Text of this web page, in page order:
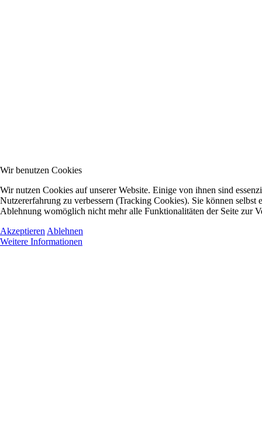
Wir benutzen Cookies
Wir nutzen Cookies auf unserer Website. Einige von ihnen sind
Nutzererfahrung zu verbessern (Tracking Cookies). Sie können selbst
Ablehnung womöglich nicht mehr alle Funktionalitäten der Seite zur
Akzeptieren Ablehnen
Weitere Informationen